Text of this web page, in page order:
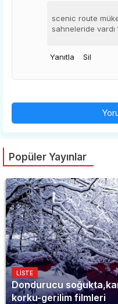
scenic route
sahneleride
Yanıtla Sil
Popüler Yayınlar
LISTE
Dondurucu
korku-gerilim filmleri